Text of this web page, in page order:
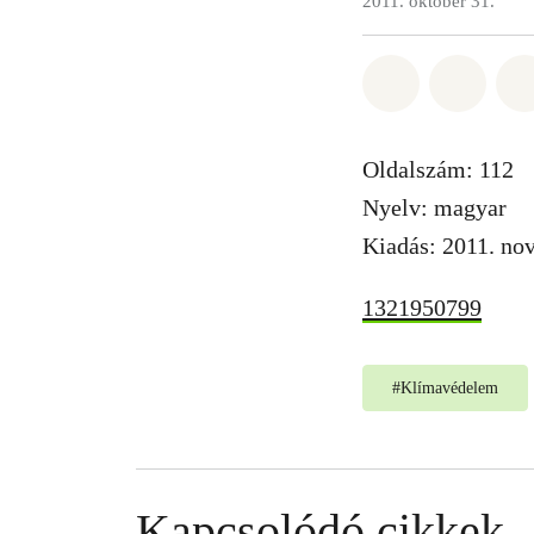
Oldalszám: 112
Nyelv: magyar
Kiadás: 2011.
1321950799
#Klímavédelem